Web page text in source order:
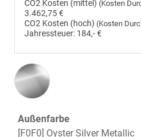
CO2 Kosten (mittel) (Kosten
3.462,75 €
CO2 Kosten (hoch) (Kosten
Jahressteuer: 184,- €
Außenfarbe
[F0F0] Oyster Silver Metallic